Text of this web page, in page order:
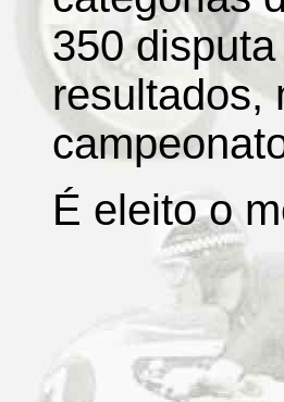
350
resultados,
É eleito o